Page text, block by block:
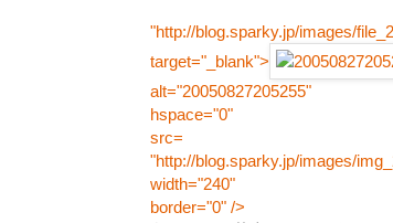
"http://blog.sparky.jp/images/
target="_blank">
alt="20050827205255"
hspace="0"
src=
"http://blog.sparky.jp/images/
width="240"
border="0" />